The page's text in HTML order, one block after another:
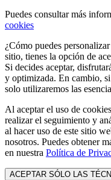
Puedes consultar más
cookies
¿Cómo puedes
sitio, tienes la opción de
Si decides aceptar,
y optimizada. En cambio,
solo utilizaremos las
Al aceptar el uso de
realizar el seguimiento y
al hacer uso de este sitio
nosotros. Puedes obtener
en nuestra Política de
ACEPTAR SÓLO LAS